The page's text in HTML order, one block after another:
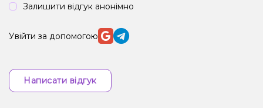
Залишити відгук анонімно
Увійти за допомогою
Написати відгук